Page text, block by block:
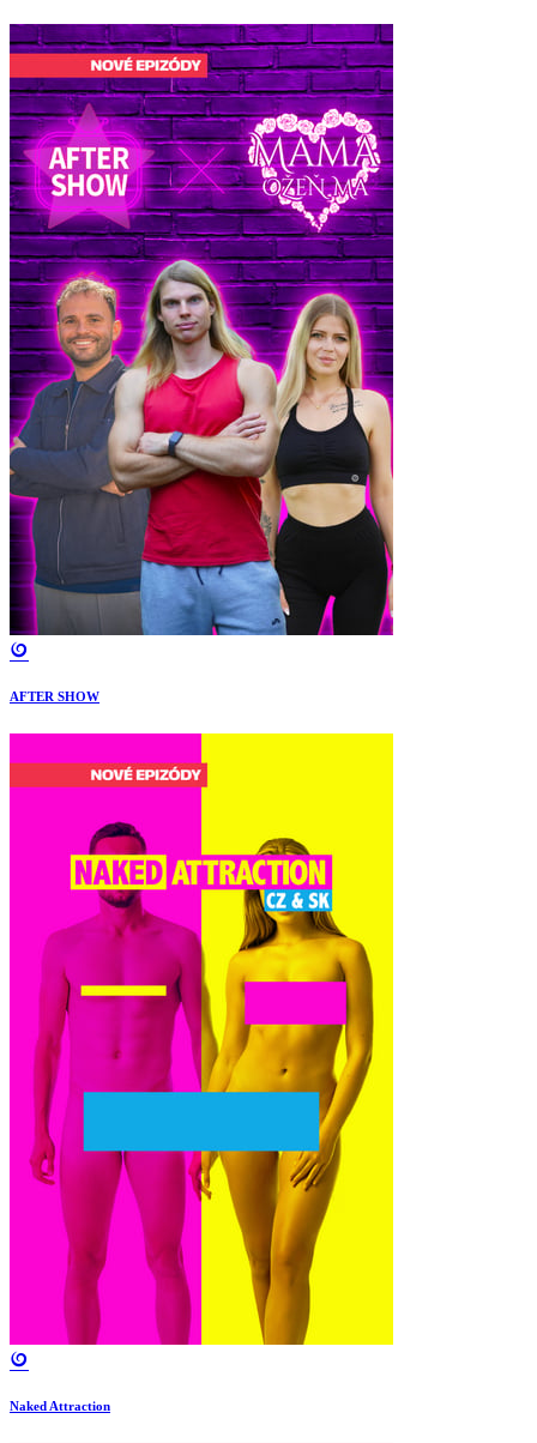
AFTER SHOW
Naked Attraction